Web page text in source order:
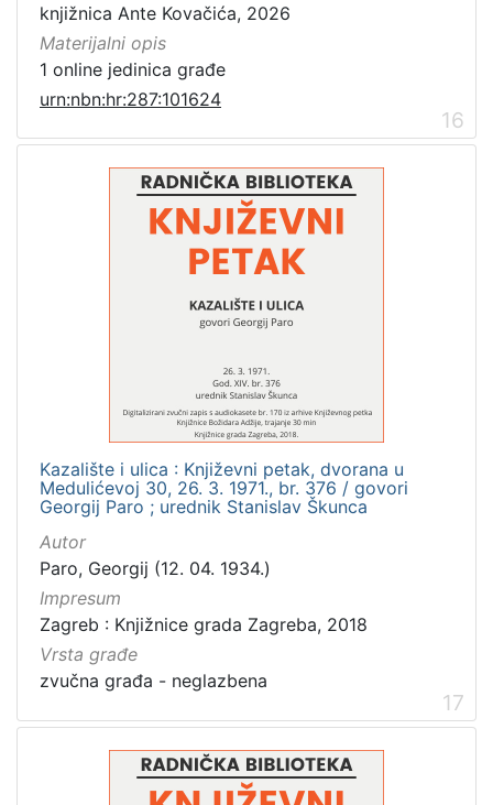
knjižnica Ante Kovačića, 2026
Materijalni opis
1 online jedinica građe
urn:nbn:hr:287:101624
16
Kazalište i ulica : Književni petak, dvorana u
Medulićevoj 30, 26. 3. 1971., br. 376 / govori
Georgij Paro ; urednik Stanislav Škunca
Autor
Paro, Georgij (12. 04. 1934.)
Impresum
Zagreb : Knjižnice grada Zagreba, 2018
Vrsta građe
zvučna građa - neglazbena
17